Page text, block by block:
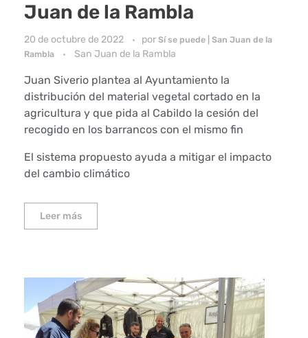
Juan de la Rambla
20 de octubre de 2022 por Sí se puede | San Juan de la
Rambla
San Juan de la Rambla
Juan Siverio plantea al Ayuntamiento la
distribución del material vegetal cortado en la
agricultura y que pida al Cabildo la cesión del
recogido en los barrancos con el mismo fin
El sistema propuesto ayuda a mitigar el impacto
del cambio climático
Leer más